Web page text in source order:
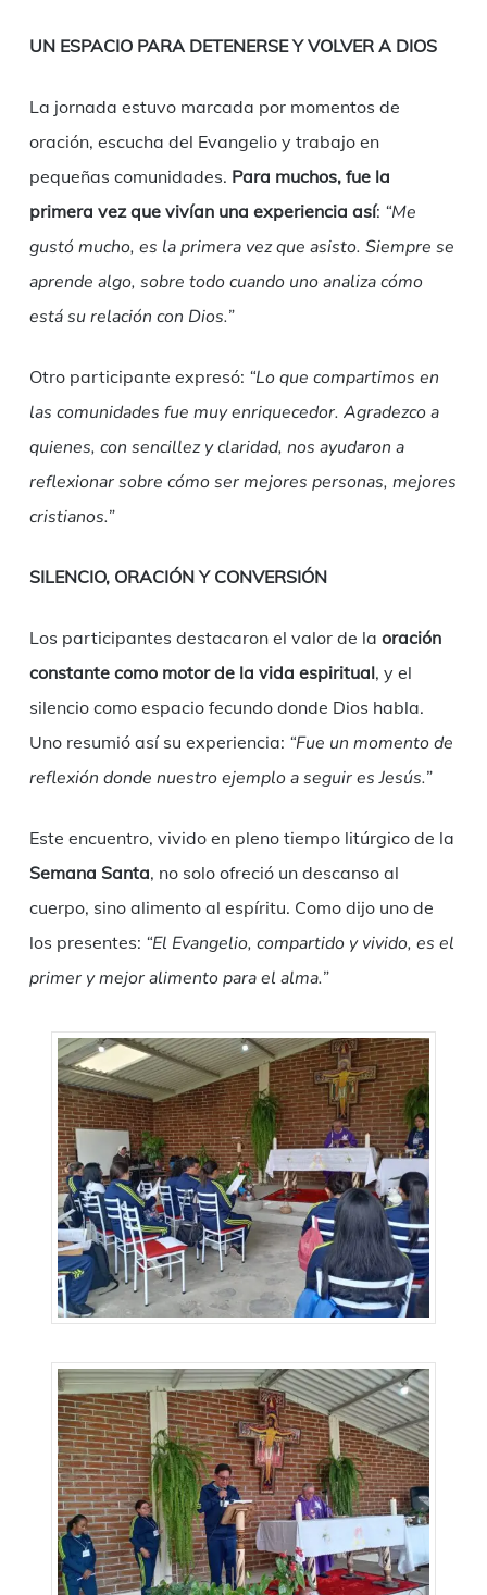
UN ESPACIO PARA DETENERSE Y VOLVER A DIOS
La jornada estuvo marcada por momentos de
oración, escucha del Evangelio y trabajo en
pequeñas comunidades. Para muchos, fue la
primera vez que vivían una experiencia así: “Me
gustó mucho, es la primera vez que asisto. Siempre se
aprende algo, sobre todo cuando uno analiza cómo
está su relación con Dios.”
Otro participante expresó: “Lo que compartimos en
las comunidades fue muy enriquecedor. Agradezco a
quienes, con sencillez y claridad, nos ayudaron a
reflexionar sobre cómo ser mejores personas, mejores
cristianos.”
SILENCIO, ORACIÓN Y CONVERSIÓN
Los participantes destacaron el valor de la oración
constante como motor de la vida espiritual, y el
silencio como espacio fecundo donde Dios habla.
Uno resumió así su experiencia: “Fue un momento de
reflexión donde nuestro ejemplo a seguir es Jesús.”
Este encuentro, vivido en pleno tiempo litúrgico de la
Semana Santa, no solo ofreció un descanso al
cuerpo, sino alimento al espíritu. Como dijo uno de
los presentes: “El Evangelio, compartido y vivido, es el
primer y mejor alimento para el alma.”